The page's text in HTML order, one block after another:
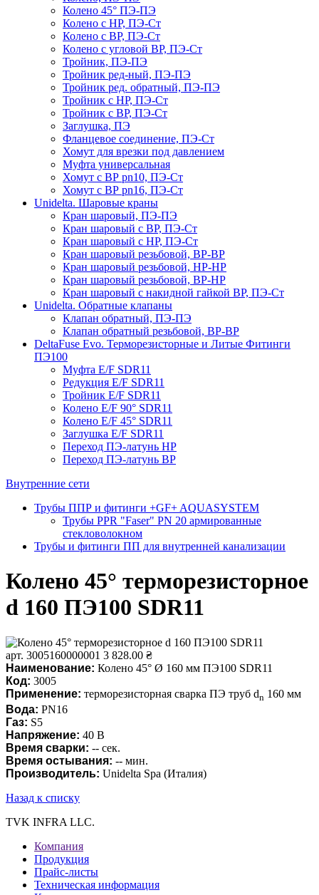
Колено 45° ПЭ-ПЭ
Колено с НР, ПЭ-Ст
Колено с ВР, ПЭ-Ст
Колено с угловой ВР, ПЭ-Ст
Тройник, ПЭ-ПЭ
Тройник ред-ный, ПЭ-ПЭ
Тройник ред. обратный, ПЭ-ПЭ
Тройник с НР, ПЭ-Ст
Тройник с ВР, ПЭ-Ст
Заглушка, ПЭ
Фланцевое соединение, ПЭ-Ст
Хомут для врезки под давлением
Муфта универсальная
Хомут с ВР pn10, ПЭ-Ст
Хомут с ВР pn16, ПЭ-Ст
Unidelta. Шаровые краны
Кран шаровый, ПЭ-ПЭ
Кран шаровый с ВР, ПЭ-Ст
Кран шаровый с НР, ПЭ-Ст
Кран шаровый резьбовой, ВР-ВР
Кран шаровый резьбовой, НР-НР
Кран шаровый резьбовой, ВР-НР
Кран шаровый с накидной гайкой ВР, ПЭ-Ст
Unidelta. Обратные клапаны
Клапан обратный, ПЭ-ПЭ
Клапан обратный резьбовой, ВР-ВР
DeltaFuse Evo. Терморезисторные и Литые Фитинги
ПЭ100
Муфта E/F SDR11
Редукция E/F SDR11
Тройник E/F SDR11
Колено E/F 90° SDR11
Колено E/F 45° SDR11
Заглушка E/F SDR11
Переход ПЭ-латунь НР
Переход ПЭ-латунь ВР
Внутренние сети
Трубы ППР и фитинги +GF+ AQUASYSTEM
Трубы PPR "Faser" PN 20 армированные
стекловолокном
Трубы и фитинги ПП для внутренней канализации
Колено 45° терморезисторное
d 160 ПЭ100 SDR11
арт. 3005160000001 3 828.00 ₴
Наименование: Колено 45° Ø 160 мм ПЭ100 SDR11
Код: 3005
Применение: терморезисторная сварка ПЭ труб dn 160 мм
Вода: PN16
Газ: S5
Напряжение: 40 В
Время сварки: -- сек.
Время остывания: -- мин.
Производитель: Unidelta Spa (Италия)
Назад к списку
TVK INFRA LLC.
Компания
Продукция
Прайс-листы
Техническая информация